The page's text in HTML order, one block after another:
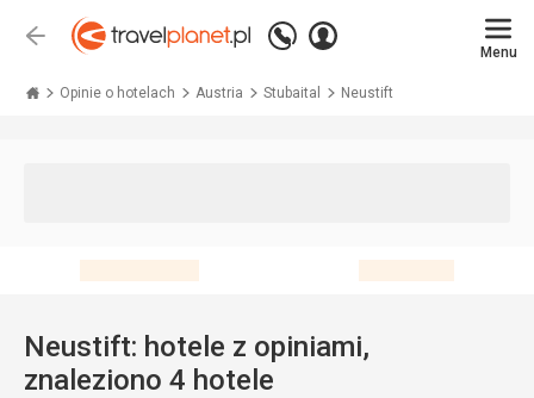
Wstecz
Zadzwoń
+48 71 771 76 55
Zaloguj
Menu
Opinie o hotelach Austria Stubaital Neustift
Neustift: hotele z opiniami,
znaleziono 4 hotele